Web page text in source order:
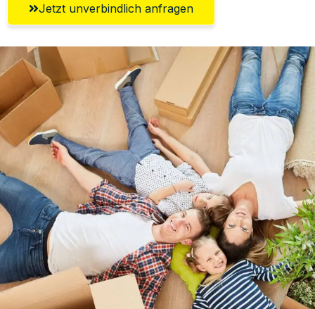
Jetzt unverbindlich anfragen